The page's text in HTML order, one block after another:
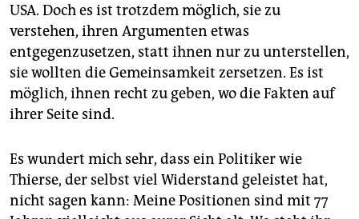
USA. Doch es ist trotzdem möglich, sie zu
verstehen, ihren Argumenten etwas
entgegenzusetzen, statt ihnen nur zu unterstellen,
sie wollten die Gemeinsamkeit zersetzen. Es ist
möglich, ihnen recht zu geben, wo die Fakten auf
ihrer Seite sind.
Es wundert mich sehr, dass ein Politiker wie
Thierse, der selbst viel Widerstand geleistet hat,
nicht sagen kann: Meine Positionen sind mit 77